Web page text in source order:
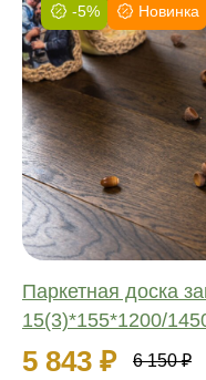
-5% Новинка
Паркетная доска
15(3)*155*1200/
5 843 ₽ 6 150 ₽
Фаска:
Соединение:
Обработка:
Длина:
Ширина:
Толщина: